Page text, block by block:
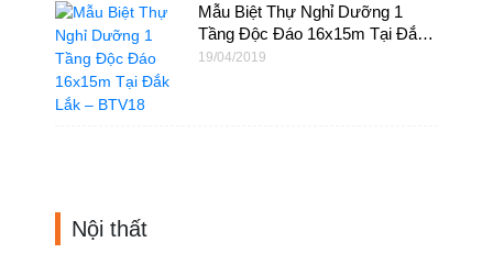
Mẫu Biệt Thự Nghỉ Dưỡng 1
Tầng Độc Đáo 16x15m Tại Đắk
Lắk – BTV18
19/04/2019
Nội thất